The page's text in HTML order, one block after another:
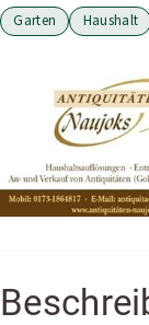
Garten Haushalt